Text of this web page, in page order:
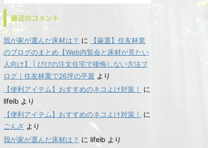
最近のコメント
我が家が選んだ床材は？ に
【厳選】住友林業
のブログのまとめ【Web内覧会と床材が見たい
人向け】 | びびの注文住宅で後悔しない方法ブ
ログ｜住友林業で26坪の平屋 より
【便利アイテム】おすすめのネコよけ対策！
に
lifeib より
【便利アイテム】おすすめのネコよけ対策！
に
ごんざ より
我が家が選んだ床材は？ に lifeib より